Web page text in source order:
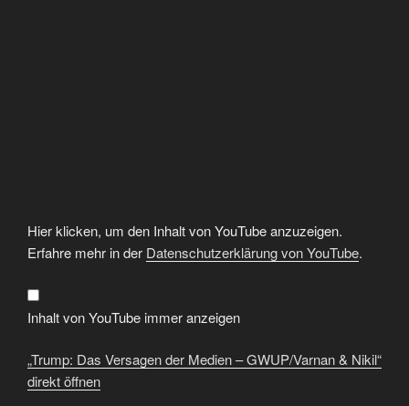
„Trump:
Das
Versagen
der
–
GWUP/Varnan
&
Nikil“
YouTube
anzeigen
Hier klicken, um den Inhalt von YouTube anzuzeigen.
Erfahre mehr in der Datenschutzerklärung von YouTube.
Inhalt von YouTube immer anzeigen
„Trump: Das Versagen der Medien – GWUP/Varnan & Nikil“
direkt öffnen